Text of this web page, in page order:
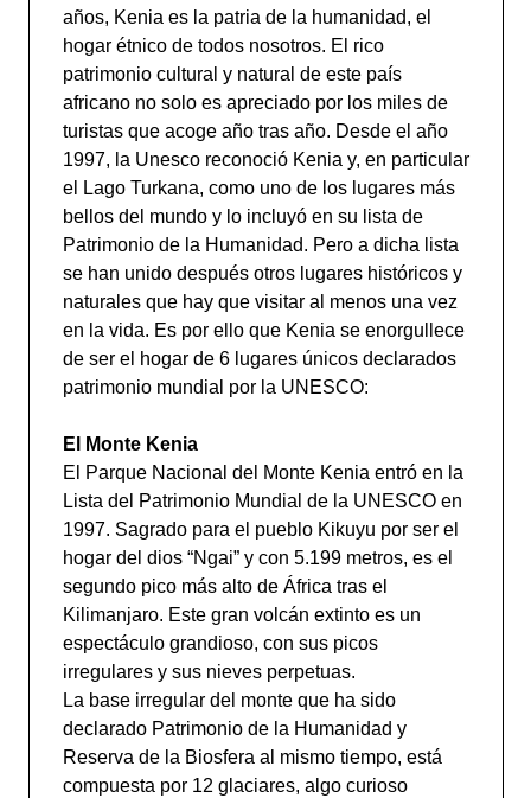
años, Kenia es la patria de la humanidad, el
hogar étnico de todos nosotros. El rico
patrimonio cultural y natural de este país
africano no solo es apreciado por los miles de
turistas que acoge año tras año. Desde el año
1997, la Unesco reconoció Kenia y, en particular
el Lago Turkana, como uno de los lugares más
bellos del mundo y lo incluyó en su lista de
Patrimonio de la Humanidad. Pero a dicha lista
se han unido después otros lugares históricos y
naturales que hay que visitar al menos una vez
en la vida. Es por ello que Kenia se enorgullece
de ser el hogar de 6 lugares únicos declarados
patrimonio mundial por la UNESCO:
El Monte Kenia
El Parque Nacional del Monte Kenia entró en la
Lista del Patrimonio Mundial de la UNESCO en
1997. Sagrado para el pueblo Kikuyu por ser el
hogar del dios “Ngai” y con 5.199 metros, es el
segundo pico más alto de África tras el
Kilimanjaro. Este gran volcán extinto es un
espectáculo grandioso, con sus picos
irregulares y sus nieves perpetuas.
La base irregular del monte que ha sido
declarado Patrimonio de la Humanidad y
Reserva de la Biosfera al mismo tiempo, está
compuesta por 12 glaciares, algo curioso